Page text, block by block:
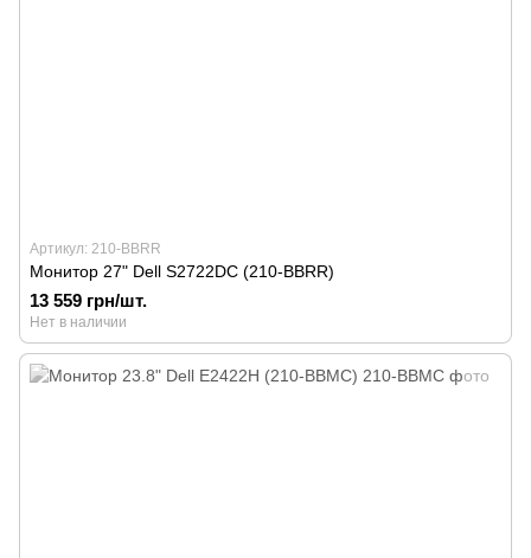
Артикул: 210-BBRR
Монитор 27" Dell S2722DC (210-BBRR)
13 559 грн/шт.
Нет в наличии